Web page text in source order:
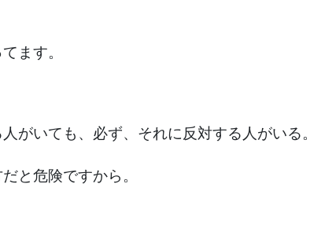
ます。
がいても、必ず、それに反対する人がいる。
と危険ですから。